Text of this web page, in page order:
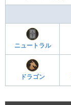
ニュートラル
ドラゴン